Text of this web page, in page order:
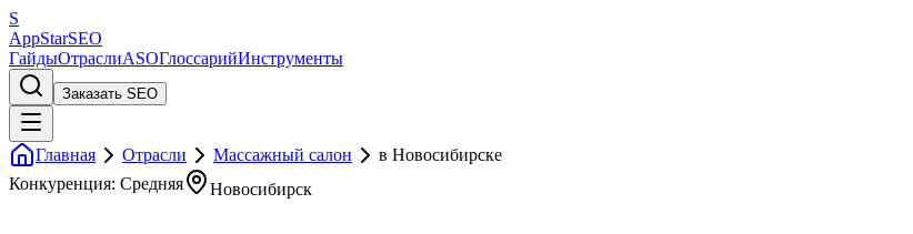
S
AppStarSEO
ГайдыОтраслиASOГлоссарийИнструменты
Заказать SEO
Главная Отрасли Массажный салон
в Новосибирске
Конкуренция: Средняя
Новосибирск